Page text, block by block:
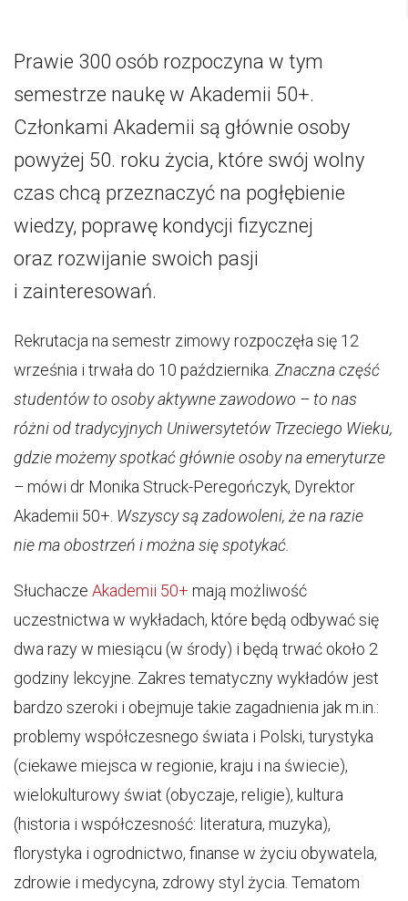
Prawie 300 osób rozpoczyna w tym
semestrze naukę w Akademii 50+.
Członkami Akademii są głównie osoby
powyżej 50. roku życia, które swój wolny
czas chcą przeznaczyć na pogłębienie
wiedzy, poprawę kondycji fizycznej
oraz rozwijanie swoich pasji
i zainteresowań.
Rekrutacja na semestr zimowy rozpoczęła się 12
września i trwała do 10 października. Znaczna część
studentów to osoby aktywne zawodowo – to nas
różni od tradycyjnych Uniwersytetów Trzeciego Wieku,
gdzie możemy spotkać głównie osoby na emeryturze
–mówi dr Monika Struck-Peregończyk, Dyrektor
Akademii 50+. Wszyscy są zadowoleni, że na razie
nie ma obostrzeń i można się spotykać.
Słuchacze Akademii 50+ mają możliwość
uczestnictwa w wykładach, które będą odbywać się
dwa razy w miesiącu (w środy) i będą trwać około 2
godziny lekcyjne. Zakres tematyczny wykładów jest
bardzo szeroki i obejmuje takie zagadnienia jak m.in.:
problemy współczesnego świata i Polski, turystyka
(ciekawe miejsca w regionie, kraju i na świecie),
wielokulturowy świat (obyczaje, religie), kultura
(historia i współczesność: literatura, muzyka),
florystyka i ogrodnictwo, finanse w życiu obywatela,
zdrowie i medycyna, zdrowy styl życia. Tematom